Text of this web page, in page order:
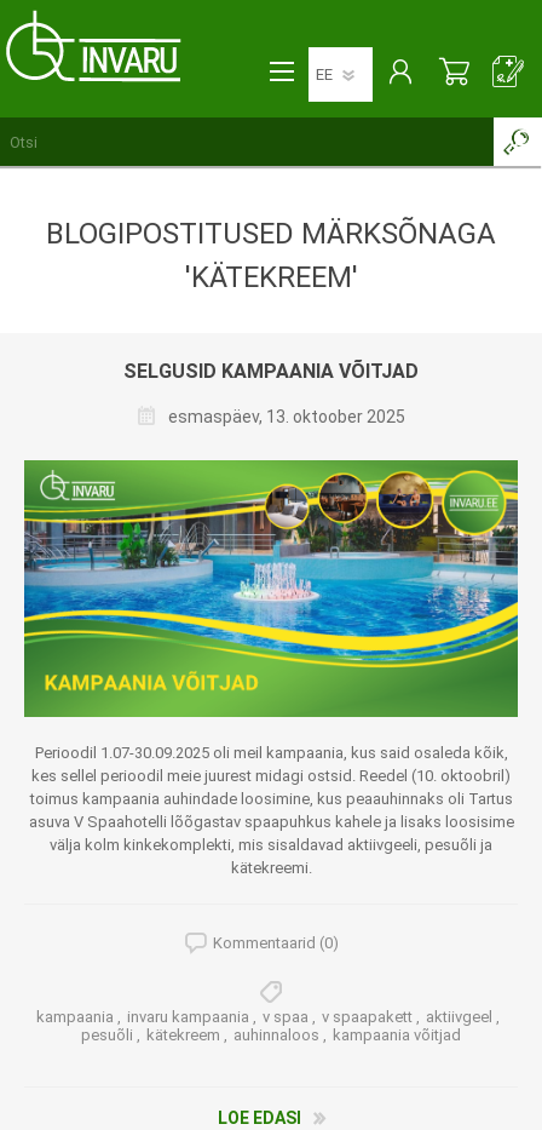
BLOGIPOSTITUSED MÄRKSÕNAGA
'KÄTEKREEM'
SELGUSID KAMPAANIA VÕITJAD
esmaspäev, 13. oktoober 2025
Perioodil 1.07-30.09.2025 oli meil kampaania, kus said osaleda kõik,
kes sellel perioodil meie juurest midagi ostsid. Reedel (10. oktoobril)
toimus kampaania auhindade loosimine, kus peaauhinnaks oli Tartus
asuva V Spaahotelli lõõgastav spaapuhkus kahele ja lisaks loosisime
välja kolm kinkekomplekti, mis sisaldavad aktiivgeeli, pesuõli ja
kätekreemi.
Kommentaarid (0)
kampaania , invaru kampaania , v spaa , v spaapakett , aktiivgeel ,
pesuõli , kätekreem , auhinnaloos , kampaania võitjad
LOE EDASI